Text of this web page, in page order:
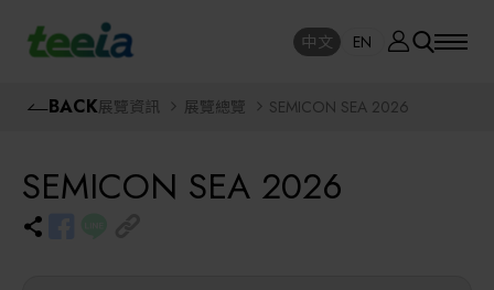
中文 EN
BACK展覽資訊 展覽總覽 SEMICON SEA 2026
SEMICON SEA 2026
中文 EN
廠商資訊